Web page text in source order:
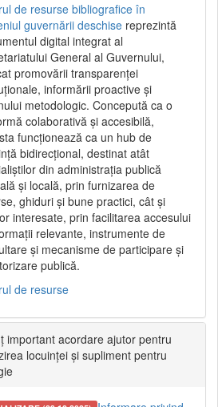
de resurse bibliografice în
guvernării deschise reprezintă
digital integrat al
General al Guvernului,
promovării transparenței
informării proactive și
metodologic. Concepută ca o
colaborativă și accesibilă,
funcționează ca un hub de
bidirecțional, destinat atât
din administrația publică
și locală, prin furnizarea de
ghiduri și bune practici, cât și
interesate, prin facilitarea accesului
relevante, instrumente de
și mecanisme de participare și
publică.
de resurse
important acordare ajutor pentru
locuinței și supliment pentru